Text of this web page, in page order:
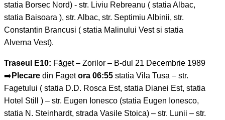
statia Borsec Nord) - str. Liviu Rebreanu ( statia Albac,
statia Baisoara ), str. Albac, str. Septimiu Albinii, str.
Constantin Brancusi ( statia Malinului Vest si statia
Alverna Vest).
Traseul E10: Făget – Zorilor – B-dul 21 Decembrie 1989
➡️ Plecare din Fagetora 06:55 statia Vila Tusa – str.
Fagetului ( statia D.D. Rosca Est, statia Dianei Est, statia
Hotel Still ) – str. Eugen Ionesco (statia Eugen Ionesco,
statia N. Steinhardt, strada Vasile Stoica) – str. Lunii – str.